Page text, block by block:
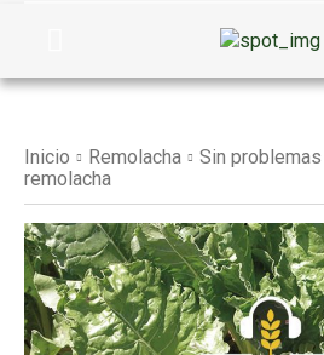
Inicio Remolacha
Sin
remolacha